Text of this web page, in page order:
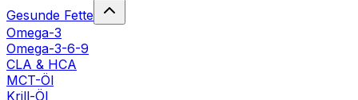
Gesunde Fette
Omega-3
Omega-3-6-9
CLA & HCA
MCT-Öl
Krill-Öl